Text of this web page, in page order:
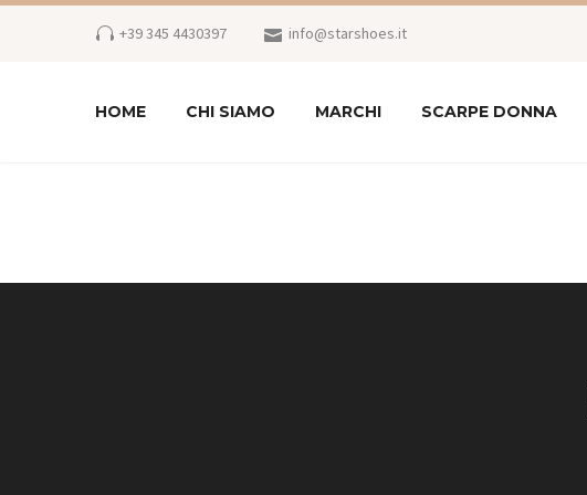
+39 345 4430397 info@starshoes.it
HOME CHI SIAMO MARCHI SCARPE DONNA